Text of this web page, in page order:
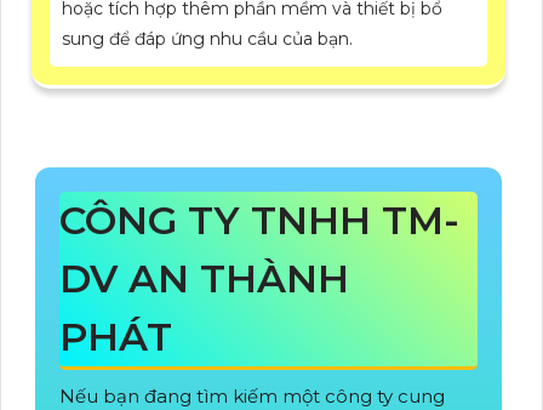
hoặc tích hợp thêm phần mềm và thiết bị bổ
sung để đáp ứng nhu cầu của bạn.
CÔNG TY TNHH TM-
DV AN THÀNH
PHÁT
Nếu bạn đang tìm kiếm một công ty cung